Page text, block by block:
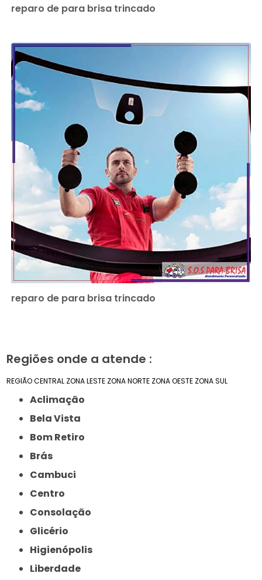
reparo de para brisa trincado
reparo de para brisa trincado
Regiões onde a atende :
REGIÃO CENTRAL ZONA LESTE ZONA NORTE ZONA OESTE ZONA SUL
Aclimação
Bela Vista
Bom Retiro
Brás
Cambuci
Centro
Consolação
Glicério
Higienópolis
Liberdade